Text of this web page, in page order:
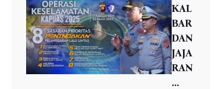
KAL
BAR
DAN
JAJA
RAN
...